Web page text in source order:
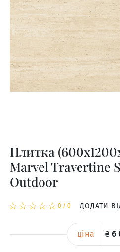
Плитка
Marvel Travertine
Outdoor
☆
★☆
★☆
★☆
★☆
★ 0 / 0 ДОДАТИ
ціна ₴ 6